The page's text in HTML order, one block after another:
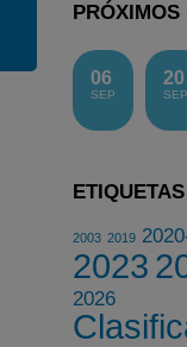
PRÓXIMOS
06
SEP
20
SEP
ETIQUETAS
2003 2019
2023
2026